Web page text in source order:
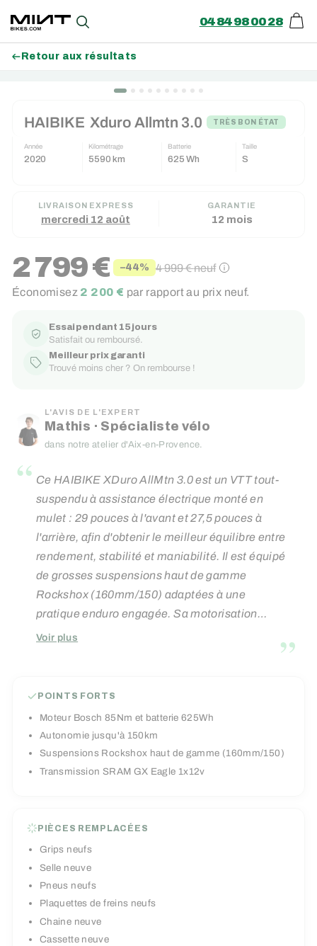
contenu
Recherche 04 84 98 00 28
Retour aux résultats
HAIBIKE Xduro Allmtn 3.0 TRÈS BON ÉTAT
Année
2020
Kilométrage
5590 km
Batterie
625 Wh
Taille
S
LIVRAISON EXPRESS
mercredi 12 août
GARANTIE
12 mois
Prix
réduit
2 799 € −44%
Prix
régulier
4 999 €neuf
Économisez 2 200 € par rapport au prix neuf.
Essai pendant 15 jours
Satisfait ou remboursé.
Meilleur prix garanti
Trouvé moins cher ? On rembourse !
L'AVIS DE L'EXPERT
Mathis · Spécialiste vélo
dans notre atelier d'Aix-en-Provence.
“ Ce HAIBIKE XDuro AllMtn 3.0 est un VTT tout-
suspendu à assistance électrique monté en
mulet : 29 pouces à l'avant et 27,5 pouces à
l'arrière, afin d'obtenir le meilleur équilibre entre
rendement, stabilité et maniabilité. Il est équipé
de grosses suspensions haut de gamme
Rockshox (160mm/150) adaptées à une
pratique enduro engagée. Sa motorisation
Bosch fiable et puissante de 85Nm couplée à
limites en montée comme en descente.
Voir plus ”
POINTS FORTS
Moteur Bosch 85Nm et batterie 625Wh
Autonomie jusqu'à 150km
Suspensions Rockshox haut de gamme (160mm/150)
Transmission SRAM GX Eagle 1x12v
PIÈCES REMPLACÉES
Grips neufs
Selle neuve
Pneus neufs
Plaquettes de freins neufs
Chaine neuve
Cassette neuve